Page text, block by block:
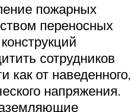
пожарных
переносных
сотрудников
как от наведенного,
напряжения.